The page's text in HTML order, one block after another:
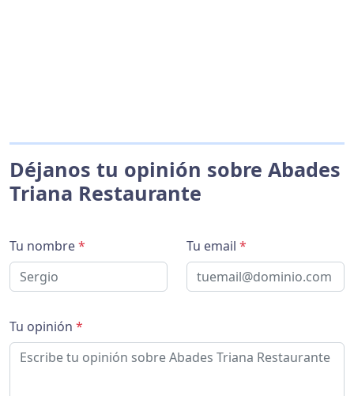
Déjanos tu opinión sobre Abades
Triana Restaurante
Tu nombre* Tu email *
Tu opinión *